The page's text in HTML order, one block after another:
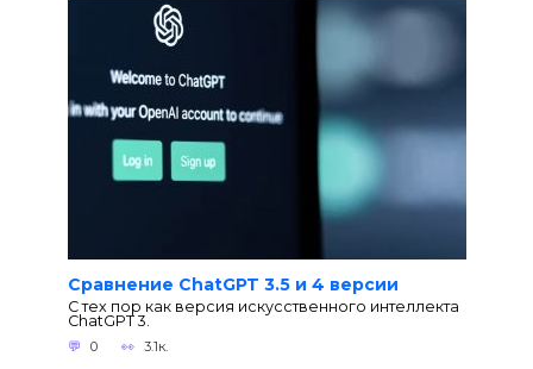
Сравнение ChatGPT 3.5 и 4 версии
С тех пор как версия искусственного интеллекта
ChatGPT 3.
0 3.1к.